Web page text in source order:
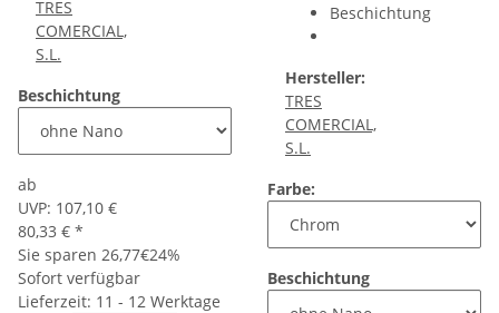
TRES
COMERCIAL,
S.L.
Beschichtung
ab
UVP: 107,10 €
80,33 € *
Sie sparen 26,77€24%
Sofort verfügbar
Lieferzeit: 11 - 12 Werktage
Beschichtung
Hersteller:
TRES
COMERCIAL,
S.L.
Farbe:
Beschichtung